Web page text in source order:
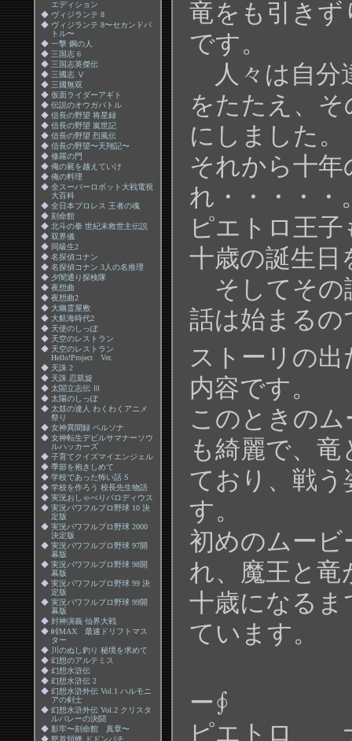
エディション
◆ ヴィジランテ 8
◆ ヴィジランテ 8〜セカンドバ
トル〜
◆ 一撃 鋼の人
◆ 三国志 6
◆ 三国志英傑伝
◆ 三國志 Ⅴ
◆ 三國無双
◆ 仮面ライダーアギト
◆ 伝説のオウガバトル
◆ 信長の野望 将星録
◆ 信長の野望 嵐世記
◆ 信長の野望 烈風伝
◆ 信長の野望〜天翔記〜
◆ 修羅の門
◆ 俺の屍を越えていけ
◆ 俺の料理
◆ 全スーパーロボット大戦電視
大百科
◆ 全日本プロレス 王者の魂
◆ 刻命館
◆ 北斗の拳 世紀末救世主伝説
◆ 双界儀
◆ 同級生2
◆ 名探偵コナン
◆ 名探偵コナン 3人の名推理
◆ 夕闇通り探検隊
◆ 夜想曲
◆ 夜想曲2
◆ 大幽霊屋敷
◆ 大航海時代2
◆ 天使のしっぽ
◆ 天空のレストラン
◆ 天空のレストラン
Hello!Project Ver.
◆ 天誅 2
◆ 天誅 忍凱旋
◆ 太閤立志伝 Ⅲ
◆ 太陽のしっぽ
◆ 太鼓の達人 わくわくアニメ
祭り
◆ 女神異聞録 ペルソナ
◆ 女神転生デビルサマナーソウ
ルハッカーズ
◆ 子育てクイズマイエンジェル
◆ 季節を抱きしめて
◆ 学校であった怖い話 S
◆ 学校を作ろう 校長先生物語
◆ 実況おしゃべりパロディウス
◆ 実況パワフルプロ野球 10 決
定版
◆ 実況パワフルプロ野球 2000
決定版
◆ 実況パワフルプロ野球 97開
幕版
◆ 実況パワフルプロ野球 98開
幕版
◆ 実況パワフルプロ野球 99 決
定版
◆ 実況パワフルプロ野球 99開
幕版
◆ 封神演義 仙界大戦
◆ 峠MAX 最速ドリフトマス
ター
◆
川のぬし釣り 秘境を求めて
◆ 幻想のアルテミス
◆ 幻想水滸伝
◆ 幻想水滸伝 2
◆ 幻想水滸外伝 Vol.1 ハルモニ
アの剣士
◆ 幻想水滸外伝 Vol.2 クリスタ
ルバレーの決闘
◆ 影牢〜刻命館 真章〜
◆ 怒首領蜂 ドドンパチ
竜をも引き
です。
人々は自分
をたたえ、
にしました。
それから十年
れ・・・・・
ピエトロ王
十歳の誕生日
そしてその
話は始まるの
ストーリの
内容です。
このときの
も綺麗で、
ており、戦
す。
初めのムー
れ、魔王と
十歳になるま
ています。
ー∮
ピエトロ